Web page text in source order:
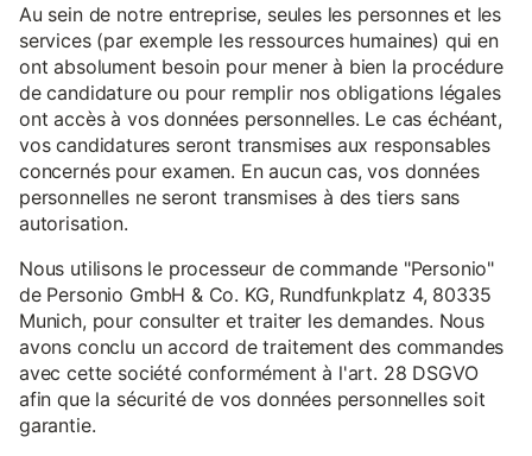
Au sein de notre entreprise, seules les personnes et les
services (par exemple les ressources humaines) qui en
ont absolument besoin pour mener à bien la procédure
de candidature ou pour remplir nos obligations légales
ont accès à vos données personnelles. Le cas échéant,
vos candidatures seront transmises aux responsables
concernés pour examen. En aucun cas, vos données
personnelles ne seront transmises à des tiers sans
autorisation.
Nous utilisons le processeur de commande "Personio"
de Personio GmbH & Co. KG, Rundfunkplatz 4, 80335
Munich, pour consulter et traiter les demandes. Nous
avons conclu un accord de traitement des commandes
avec cette société conformément à l'art. 28 DSGVO
afin que la sécurité de vos données personnelles soit
garantie.